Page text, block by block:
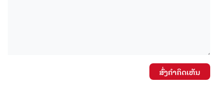
ສົ່ງຄໍາຄິດເຫັນ